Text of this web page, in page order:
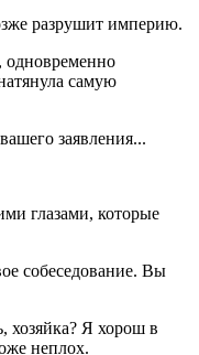
разрушит империю.
одновременно
самую
заявления...
глазами, которые
собеседование. Вы
хозяйка? Я хорош в
неплох.